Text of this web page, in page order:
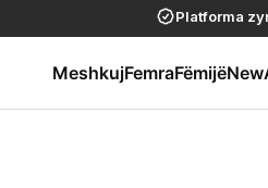
Platforma
MeshkujFemraFëmijëNew